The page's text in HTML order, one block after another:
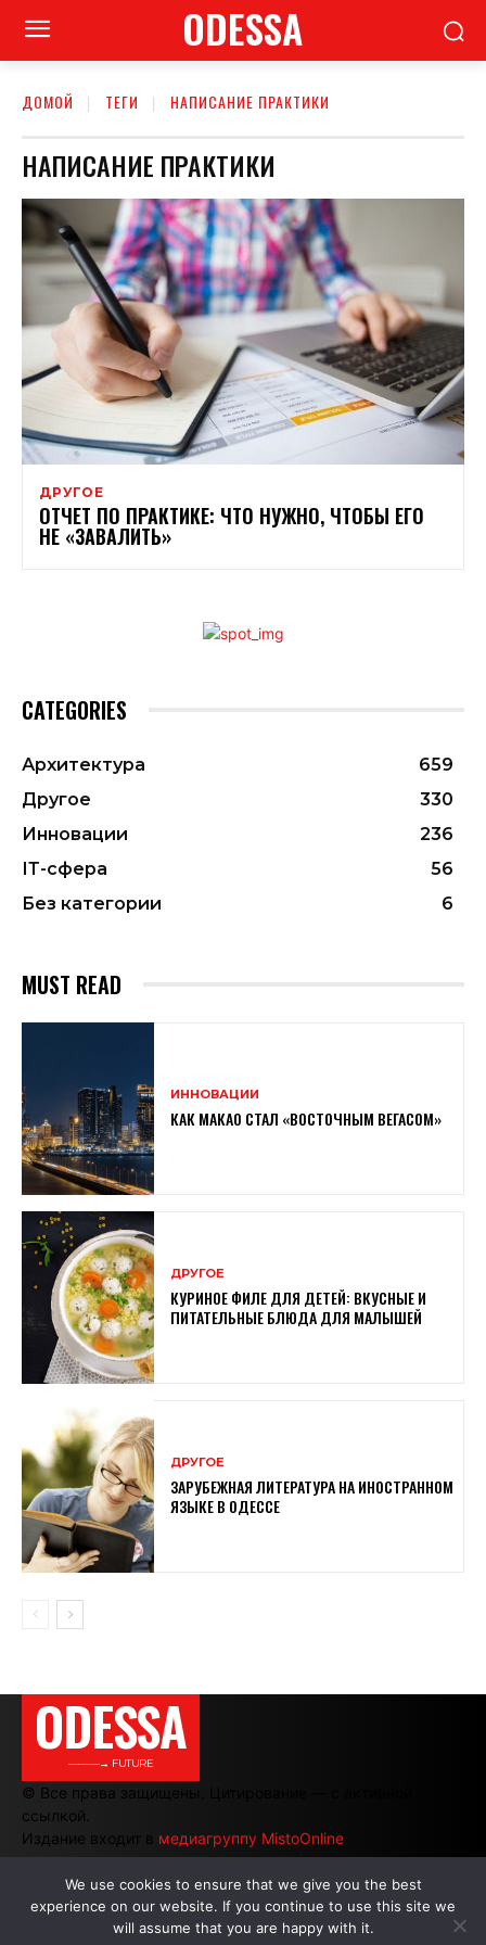
ODESSA
ДОМОЙ ТЕГИ НАПИСАНИЕ ПРАКТИКИ
НАПИСАНИЕ ПРАКТИКИ
ДРУГОЕ
ОТЧЕТ ПО ПРАКТИКЕ: ЧТО НУЖНО, ЧТОБЫ ЕГО
НЕ «ЗАВАЛИТЬ»
CATEGORIES
Архитектура
659
Другое
330
Инновации
236
ІТ-сфера
56
Без категории
6
MUST READ
ИННОВАЦИИ
КАК МАКАО СТАЛ «ВОСТОЧНЫМ ВЕГАСОМ»
ДРУГОЕ
КУРИНОЕ ФИЛЕ ДЛЯ ДЕТЕЙ: ВКУСНЫЕ И
ПИТАТЕЛЬНЫЕ БЛЮДА ДЛЯ МАЛЫШЕЙ
ДРУГОЕ
ЗАРУБЕЖНАЯ ЛИТЕРАТУРА НА ИНОСТРАННОМ
ЯЗЫКЕ В ОДЕССЕ
ODESSA
———→ FUTURE
© Все права защищены. Цитирование — с активной
ссылкой.
Издание входит в медиагруппу MistoOnline
АВТОРЫ | РЕКЛАМА НА САЙТЕ
We use cookies to ensure that we give you the best
experience on our website. If you continue to use this site we
will assume that you are happy with it.